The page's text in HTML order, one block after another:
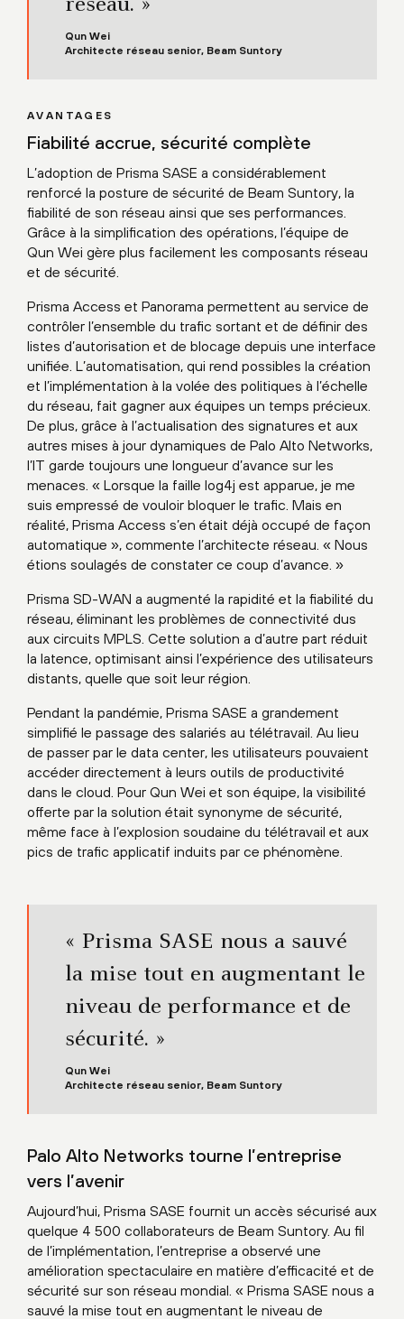
réseau. »
Qun Wei
Architecte réseau senior, Beam Suntory
AVANTAGES
Fiabilité accrue, sécurité complète
L’adoption de Prisma SASE a considérablement
renforcé la posture de sécurité de Beam Suntory, la
fiabilité de son réseau ainsi que ses performances.
Grâce à la simplification des opérations, l’équipe de
Qun Wei gère plus facilement les composants réseau
et de sécurité.
Prisma Access et Panorama permettent au service de
contrôler l’ensemble du trafic sortant et de définir des
listes d’autorisation et de blocage depuis une interface
unifiée. L’automatisation, qui rend possibles la création
et l’implémentation à la volée des politiques à l’échelle
du réseau, fait gagner aux équipes un temps précieux.
De plus, grâce à l’actualisation des signatures et aux
autres mises à jour dynamiques de Palo Alto Networks,
l’IT garde toujours une longueur d’avance sur les
menaces. « Lorsque la faille log4j est apparue, je me
suis empressé de vouloir bloquer le trafic. Mais en
réalité, Prisma Access s’en était déjà occupé de façon
automatique », commente l’architecte réseau. « Nous
étions soulagés de constater ce coup d’avance. »
Prisma SD-WAN a augmenté la rapidité et la fiabilité du
réseau, éliminant les problèmes de connectivité dus
aux circuits MPLS. Cette solution a d’autre part réduit
la latence, optimisant ainsi l’expérience des utilisateurs
distants, quelle que soit leur région.
Pendant la pandémie, Prisma SASE a grandement
simplifié le passage des salariés au télétravail. Au lieu
de passer par le data center, les utilisateurs pouvaient
accéder directement à leurs outils de productivité
dans le cloud. Pour Qun Wei et son équipe, la visibilité
offerte par la solution était synonyme de sécurité,
même face à l’explosion soudaine du télétravail et aux
pics de trafic applicatif induits par ce phénomène.
« Prisma SASE nous a sauvé
la mise tout en augmentant le
niveau de performance et de
sécurité. »
Qun Wei
Architecte réseau senior, Beam Suntory
Palo Alto Networks tourne l’entreprise
vers l’avenir
Aujourd’hui, Prisma SASE fournit un accès sécurisé aux
quelque 4 500 collaborateurs de Beam Suntory. Au fil
de l’implémentation, l’entreprise a observé une
amélioration spectaculaire en matière d’efficacité et de
sécurité sur son réseau mondial. « Prisma SASE nous a
sauvé la mise tout en augmentant le niveau de